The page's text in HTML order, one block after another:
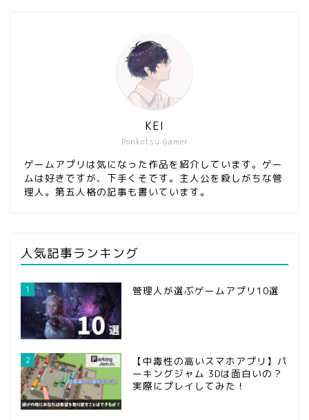
Ponkotsu Gamer
KEI
ゲームアプリは気になった作品を紹介しています。ゲー
ムは好きですが、下手くそです。主人公を殺しがちな管
理人。第五人格の記事も書いています。
人気記事ランキング
1 管理人が選ぶゲームアプリ10選
2
【中毒性の高いスマホアプリ】パ
ーキングジャム 3Dは面白いの？
実際にプレイしてみた！